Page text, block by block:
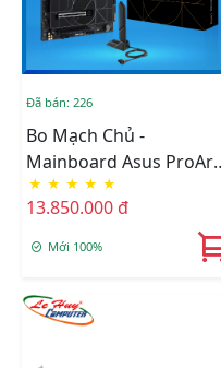
Đã bán: 226
Bo Mạch Chủ -
Mainboard Asus ProArt
Z890-CREATOR WIFI
DDR5 (Thunderbolt
5+Bluetooth)
★ ★ ★ ★ ★
13.850.000 đ
Mới 100%